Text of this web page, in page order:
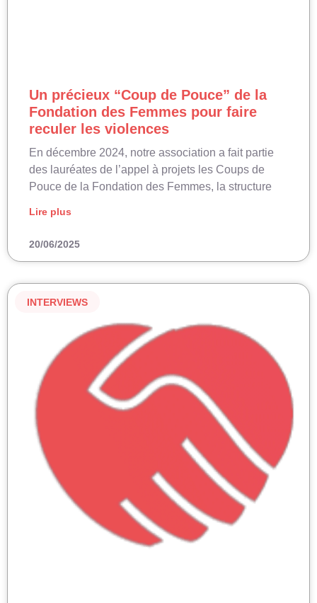
Un précieux “Coup de Pouce” de la
Fondation des Femmes pour faire
reculer les violences
En décembre 2024, notre association a fait partie
des lauréates de l’appel à projets les Coups de
Pouce de la Fondation des Femmes, la structure
Lire plus
20/06/2025
INTERVIEWS